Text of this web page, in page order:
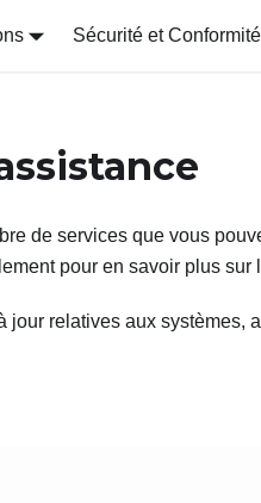
Sécurité et Conformité
de services que vous
pour en savoir plus sur
jour relatives aux systèmes,